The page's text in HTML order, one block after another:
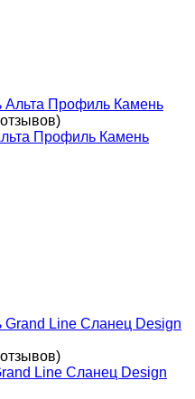
Профиль Камень
Line Сланец Design